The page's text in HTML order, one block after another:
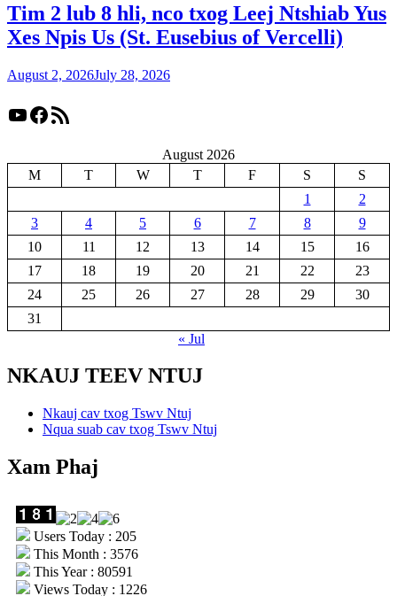
Tim 2 lub 8 hli, nco txog Leej Ntshiab Yus
Xes Npis Us (St. Eusebius of Vercelli)
August 2, 2026July 28, 2026
YouTube
Facebook
RSS Feed
August 2026
M
T W T F S
S
1
2
3
4 5 6 7 8
9
10
11 12 13 14 15
16
17
18 19 20 21 22
23
24
25 26 27 28 29
30
31
« Jul
NKAUJ TEEV NTUJ
Nkauj cav txog Tswv Ntuj
Nqua suab cav txog Tswv Ntuj
Xam Phaj
Users Today : 205
This Month : 3576
This Year : 80591
Views Today : 1226